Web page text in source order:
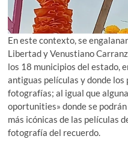
En este contexto, se
Libertad y Venustiano
los 18 municipios del estado,
antiguas películas y donde
fotografías; al igual que
oportunities» donde se
más icónicas de las películas
fotografía del recuerdo.